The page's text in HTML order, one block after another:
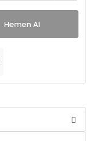
Hemen Al